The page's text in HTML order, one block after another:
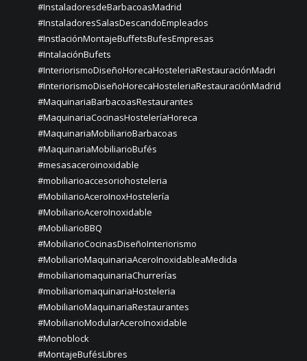
#InstaladoresdeBarbacoasMadrid
#InstaladoresSalasDescandoEmpleados
#InstlaciónMontajeBuffetsBufesEmpresas
#IntalaciónBufets
#InteriorismoDiseñoHorecaHosteleriaRestauraciónMadri
#InteriorismoDiseñoHorecaHosteleriaRestauraciónMadrid
#MaquinariaBarbacoasRestaurantes
#MaquinariaCocinasHosteleríaHoreca
#MaquinariaMobiliarioBarbacoas
#MaquinariaMobiliarioBufés
#mesasaceroinoxidable
#mobiliarioaccesoriohosteleria
#MobiliarioAceroInoxHostelería
#MobiliarioAceroInoxidable
#MobiliarioBBQ
#MobiliarioCocinasDiseñoInteriorismo
#MobiliarioMaquinariaAceroInoxidableaMedida
#mobiliariomaquinariaChurrerías
#mobiliariomaquinariaHosteleria
#MobiliarioMaquinariaRestaurantes
#MobiliarioModularAceroInoxidable
#Monoblock
#MontajeBufésLibres